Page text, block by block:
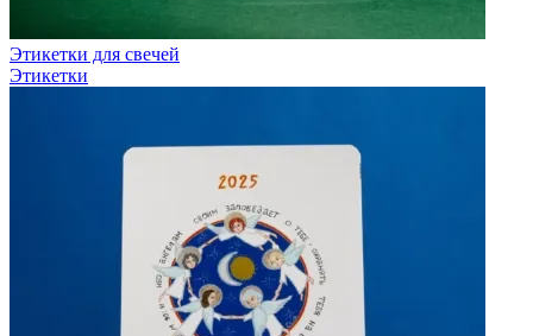
Этикетки для свечей
Этикетки